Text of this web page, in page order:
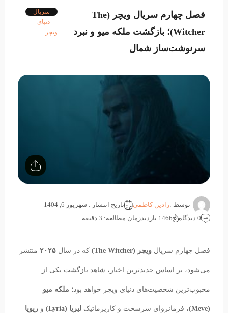
فصل چهارم سریال ویچر (The
Witcher)؛ بازگشت ملکه میو و نبرد
سرنوشت‌ساز شمال
سریال
دنیای
ویچر
توسط :رادین کاظمی
تاریخ انتشار : شهریور 6, 1404
0 دیدگاه
1466 بازدید زمان مطالعه: 3 دقیقه
فصل چهارم سریال ویچر (The Witcher) که در سال ۲۰۲۵ منتشر
می‌شود، بر اساس جدیدترین اخبار، شاهد بازگشت یکی از
محبوب‌ترین شخصیت‌های دنیای ویچر خواهد بود؛ ملکه میو
(Meve) ، فرمانروای سرسخت و کاریزماتیک لیریا (Lyria) و ریویا